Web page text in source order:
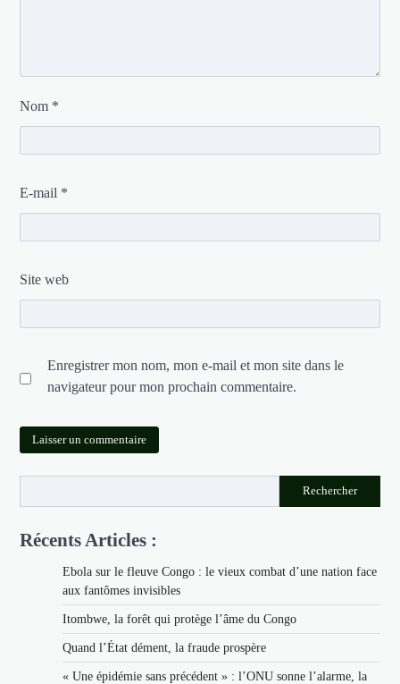
Nom *
E-mail *
Site web
Enregistrer mon nom, mon e-mail et mon site dans le
navigateur pour mon prochain commentaire.
Rechercher
Récents Articles :
Ebola sur le fleuve Congo : le vieux combat d’une nation face
aux fantômes invisibles
Itombwe, la forêt qui protège l’âme du Congo
Quand l’État dément, la fraude prospère
« Une épidémie sans précédent » : l’ONU sonne l’alarme, la